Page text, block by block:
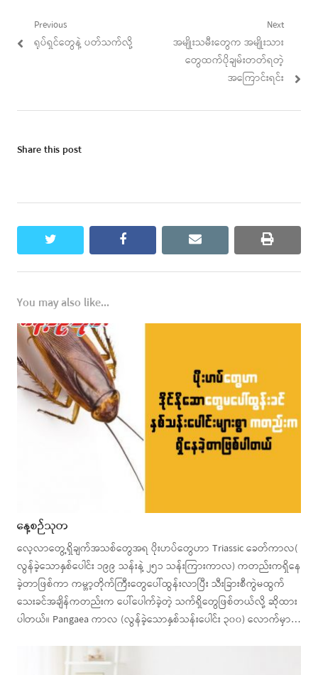
Post
navigation
Previous
Previous
ရုပ်ရှင်တွေနဲ့ ပတ်သက်လို့
Next
Next
post:
အမျိုးသမီးတွေက အမျိုးသား
တွေထက်ပိုချမ်းတတ်ရတဲ့
အကြောင်းရင်း
Share this post
twitter facebook email print
You may also like...
နေ့စဉ်သုတ
လေ့လာတွေ့ရှိချက်အသစ်တွေအရ ပိုးဟပ်တွေဟာ Triassic ခေတ်ကာလ(
လွန်ခဲ့သောနှစ်ပေါင်း ၁၉၉ သန်းနဲ့ ၂၅၁ သန်းကြားကာလ) ကတည်းကရှိနေ
ခဲ့တာဖြစ်ကာ ကမ္ဘာ့တိုက်ကြီးတွေပေါ်ထွန်းလာပြီး သီးခြားစီကွဲမထွက်
သေးခင်အချိန်ကတည်းက ပေါ်ပေါက်ခဲ့တဲ့ သက်ရှိတွေဖြစ်တယ်လို့ ဆိုထား
ပါတယ်။ Pangaea ကာလ (လွန်ခဲ့သောနှစ်သန်းပေါင်း ၃၀၀) လောက်မှာ…